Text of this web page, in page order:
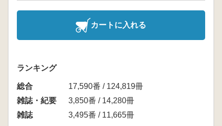
カートに入れる
ランキング
総合
17,590番 / 124,819冊
雑誌・紀要
3,850番 / 14,280冊
雑誌
3,495番 / 11,665冊